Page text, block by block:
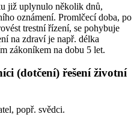
již uplynulo několik dnů,
oznámení. Promlčecí doba, po
trestní řízení, se pohybuje
na zdraví je např. délka
zákoníkem na dobu 5 let.
(dotčení) řešení životní
popř. svědci.